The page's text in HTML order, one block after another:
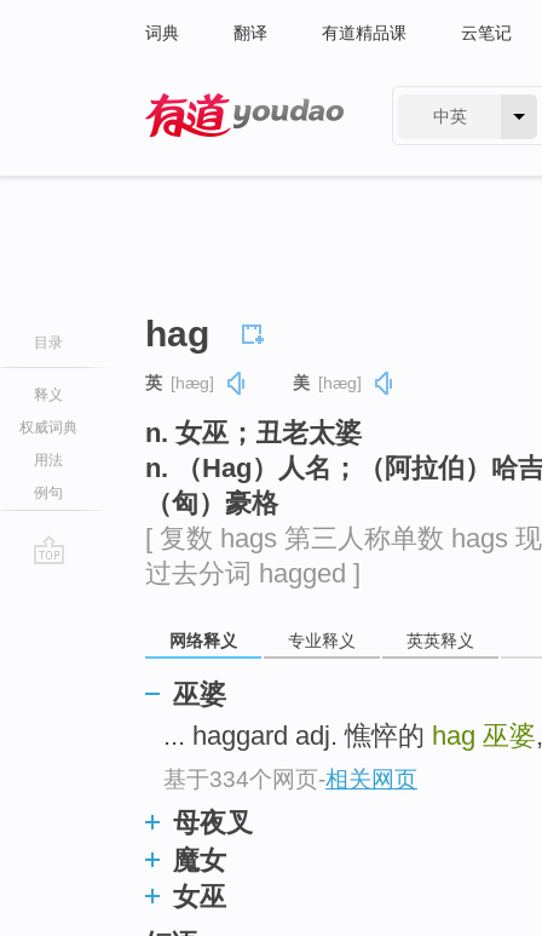
词典 翻译 有道精品课 云笔记
中英
目录
释义
权威词典
用法
例句
hag
英 [hæɡ] 美 [hæɡ]
n. 女巫；丑老太婆
n. （Hag）人名；（阿拉伯）哈
（匈）豪格
[ 复数 hags 第三人称单数 hags
过去分词 hagged ]
网络释义 专业释义 英英释义
巫婆
... haggard adj. 憔悴的 hag 巫婆
基于334个网页-相关网页
母夜叉
魔女
女巫